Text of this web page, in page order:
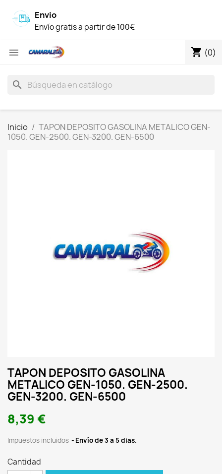
Envio
Envío gratis a partir de 100€
 shopping_cart (0)
search
Inicio
TAPON DEPOSITO GASOLINA METALICO GEN-
1050. GEN-2500. GEN-3200. GEN-6500
TAPON DEPOSITO GASOLINA
METALICO GEN-1050. GEN-2500.
GEN-3200. GEN-6500
8,39 €
Impuestos incluidos Envío de 3 a 5 dias.
Cantidad